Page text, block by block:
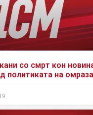
со смрт кон
политиката на